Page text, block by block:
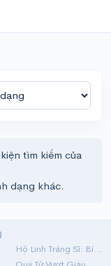
tìm kiếm của
dạng khác.
Hộ Linh Tráng Sĩ: Bí Ẩn Mộ Vua Đinh